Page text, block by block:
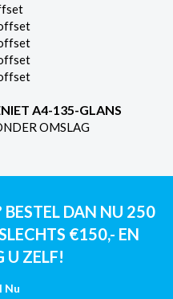
A4-135-GLANS
OMSLAG
BESTEL DAN NU 250
€150,- EN
U ZELF!
Nu